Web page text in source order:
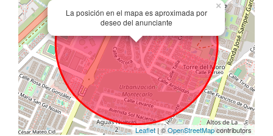
La posición en el mapa es aproximada por
deseo del anunciante
×
Leaflet | ©OpenStreetMapcontributors